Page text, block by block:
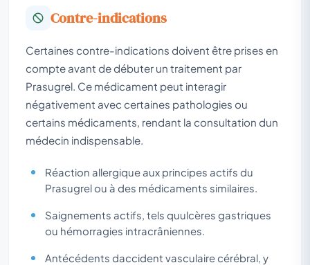
Contre-indications
Certaines contre-indications doivent être prises en
compte avant de débuter un traitement par
Prasugrel. Ce médicament peut interagir
négativement avec certaines pathologies ou
certains médicaments, rendant la consultation dun
médecin indispensable.
Réaction allergique aux principes actifs du
Prasugrel ou à des médicaments similaires.
Saignements actifs, tels quulcères gastriques
ou hémorragies intracrâniennes.
Antécédents daccident vasculaire cérébral, y